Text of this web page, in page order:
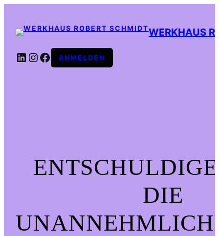
WERKHAUS
LINKEDIN
INSTAGRAM
FACEBOOK
ANMELDEN
DIE